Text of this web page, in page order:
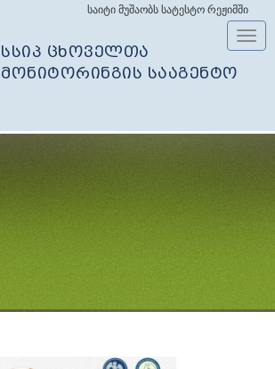
საიტი მუშაობს სატესტო რეჟიმში
სსიპ ცხოველთა
მონიტორინგის სააგენტო